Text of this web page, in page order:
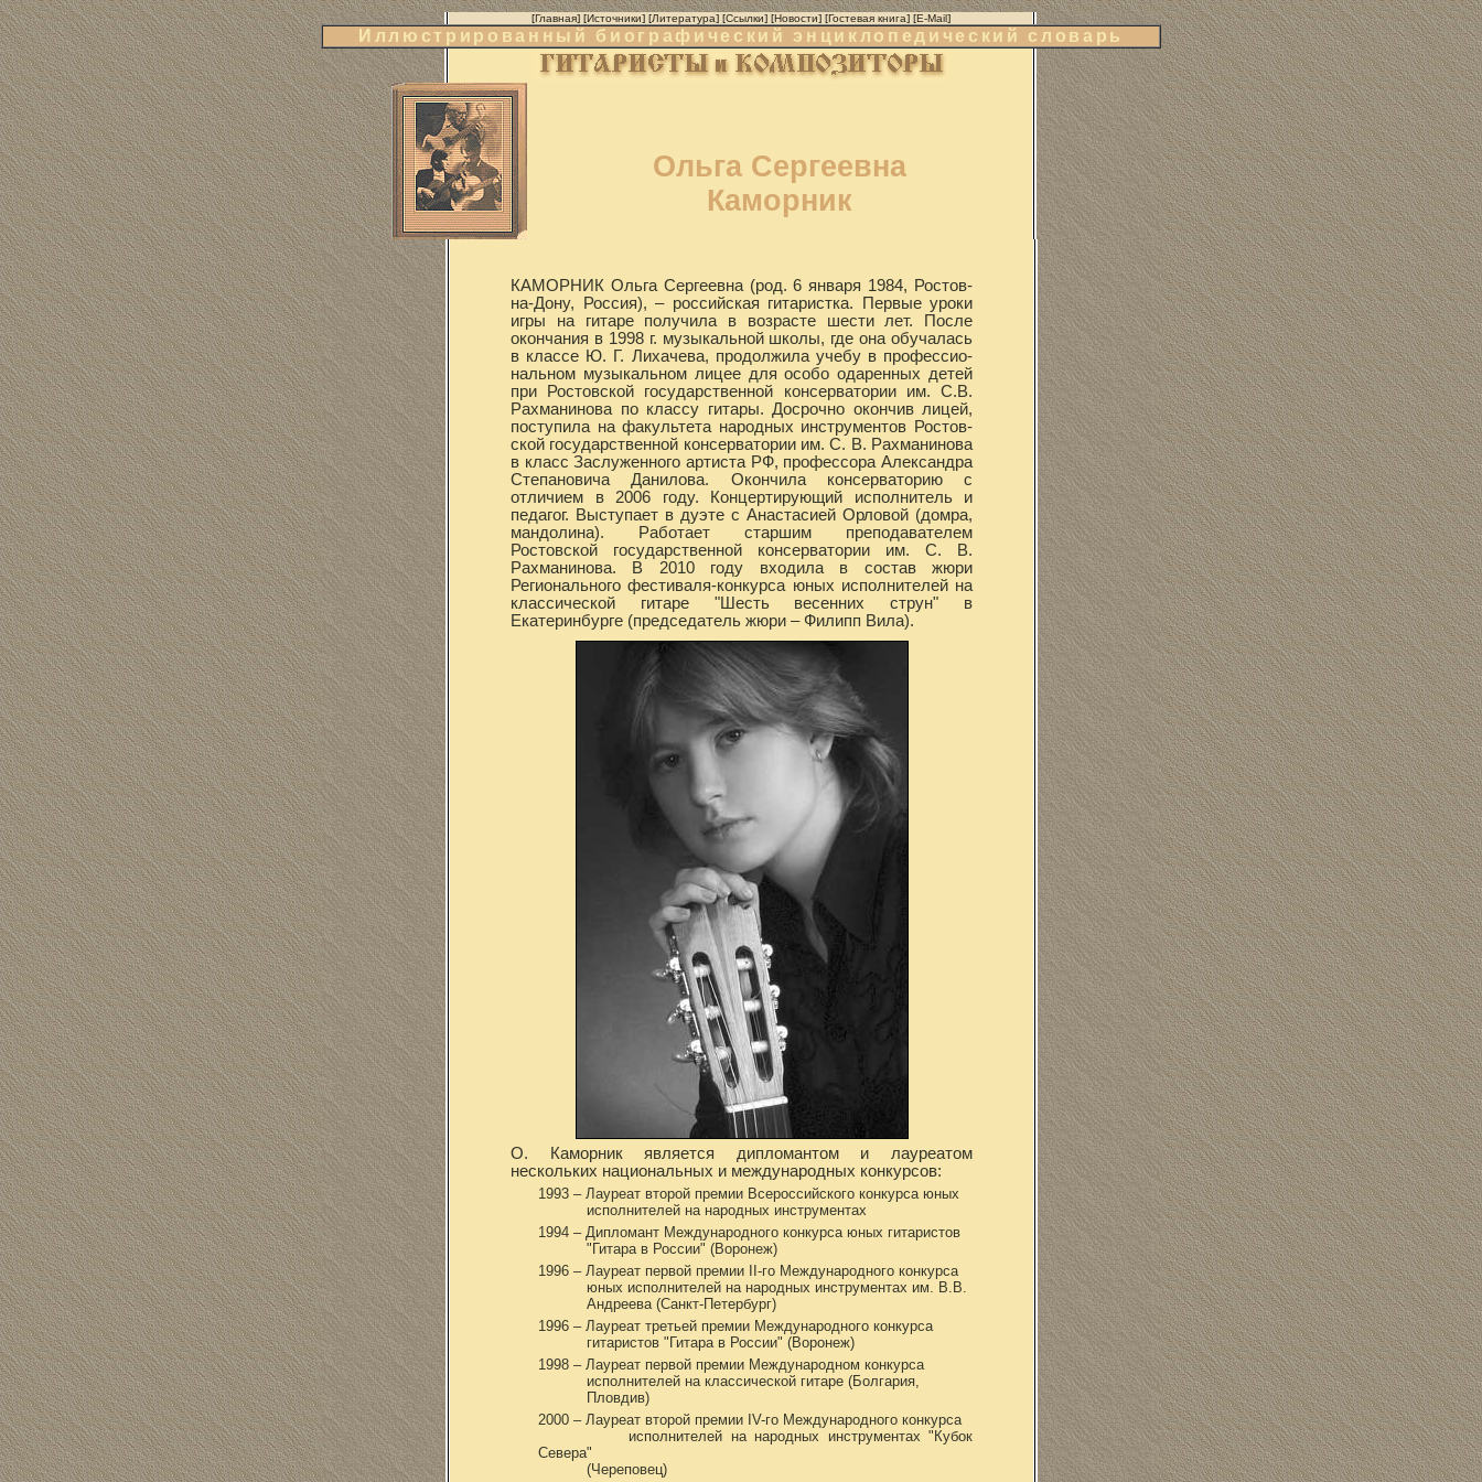
[Главная] [Источники] [Литература] [Ссылки] [Новости] [Гостевая книга] [E-Mail]
Иллюстрированный биографический энциклопедический словарь
Ольга Сергеевна
Каморник
КАМОРНИК Ольга Сергеевна (род. 6 января 1984, Ростов-
на-Дону, Россия), – российская гитаристка. Первые уроки
игры на гитаре получила в возрасте шести лет. После
окончания в 1998 г. музыкальной школы, где она обучалась
в классе Ю. Г. Лихачева, продолжила учебу в профессио-
нальном музыкальном лицее для особо одаренных детей
при Ростовской государственной консерватории им. С.В.
Рахманинова по классу гитары. Досрочно окончив лицей,
поступила на факультета народных инструментов Ростов-
ской государственной консерватории им. С. В. Рахманинова
в класс Заслуженного артиста РФ, профессора Александра
Степановича Данилова. Окончила консерваторию с
отличием в 2006 году. Концертирующий исполнитель и
педагог. Выступает в дуэте с Анастасией Орловой (домра,
мандолина). Работает старшим преподавателем
Ростовской государственной консерватории им. С. В.
Рахманинова. В 2010 году входила в состав жюри
Регионального фестиваля-конкурса юных исполнителей на
классической гитаре "Шесть весенних струн" в
Екатеринбурге (председатель жюри – Филипп Вила).
О. Каморник является дипломантом и лауреатом
нескольких национальных и международных конкурсов:
1993 – Лауреат второй премии Всероссийского конкурса юных
исполнителей на народных инструментах
1994 – Дипломант Международного конкурса юных гитаристов
"Гитара в России" (Воронеж)
1996 – Лауреат первой премии II-го Международного конкурса
юных исполнителей на народных инструментах им. В.В.
Андреева (Санкт-Петербург)
1996 – Лауреат третьей премии Международного конкурса
гитаристов "Гитара в России" (Воронеж)
1998 – Лауреат первой премии Международном конкурса
исполнителей на классической гитаре (Болгария,
Пловдив)
2000 – Лауреат второй премии IV-го Международного конкурса
исполнителей на народных инструментах "Кубок
Севера"
(Череповец)